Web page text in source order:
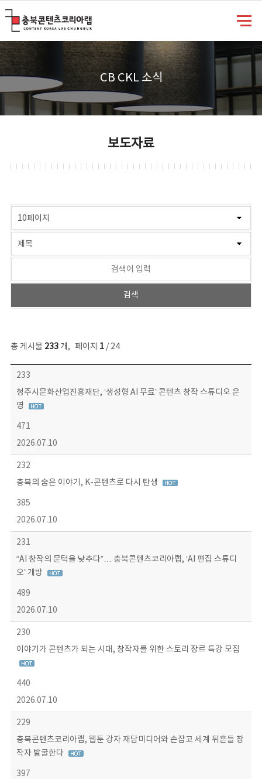
CB CKL 소식
보도자료
총 게시물 233개, 페이지 1/ 24
보도자료 목록 - 번호, 제목, 작성자, 파일, 조회수, 작성일 정보 제공
233
청주시문화산업진흥재단, ‘생성형 AI 무료’ 콘텐츠 창작 스튜디오 운
영
471
2026.07.10
232
충북의 숨은 이야기, K-콘텐츠로 다시 탄생
385
2026.07.10
231
“AI 창작의 문턱을 낮추다”… 충북콘텐츠코리아랩, ‘AI 편집 스튜디
오’ 개방
489
2026.07.10
230
이야기가 콘텐츠가 되는 시대, 창작자를 위한 스토리 장르 특강 모집
440
2026.07.10
229
충북콘텐츠코리아랩, 웹툰 강자 재담미디어와 손잡고 세계 뒤흔들 창
작자 발굴한다
397